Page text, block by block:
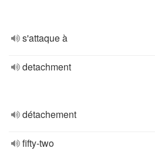
s'attaque à
detachment
détachement
fifty-two